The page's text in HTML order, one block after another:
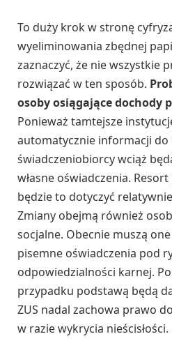
To duży krok w stronę
wyeliminowania zbędnej
zaznaczyć, że nie wszystkie
rozwiązać w ten sposób.
osoby osiągające dochody
Ponieważ tamtejsze
automatycznie informacji do
świadczeniobiorcy wciąż
własne oświadczenia.
będzie to dotyczyć
Zmiany obejmą również
socjalne. Obecnie muszą
pisemne oświadczenia pod
odpowiedzialności karnej.
przypadku podstawą będą
ZUS nadal zachowa prawo
w razie wykrycia nieścisłości.